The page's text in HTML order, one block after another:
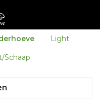
Light
Schaap